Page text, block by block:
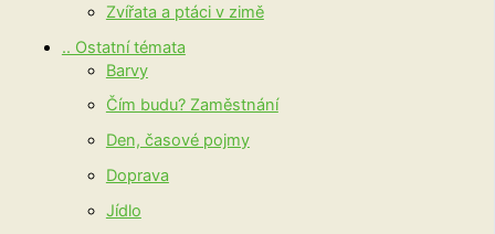
Zvířata a ptáci v zimě
.. Ostatní témata
Barvy
Čím budu? Zaměstnání
Den, časové pojmy
Doprava
Jídlo